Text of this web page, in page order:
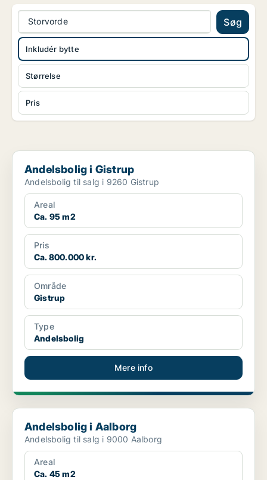
Storvorde Søg
Størrelse
Pris
Inkludér bytte
Andelsbolig i Gistrup
Andelsbolig i Gistrup
Andelsbolig til salg i 9260 Gistrup
Areal
Ca. 95 m2
Pris
Ca. 800.000 kr.
Område
Gistrup
Type
Andelsbolig
Mere info
Andelsbolig i Aalborg
Andelsbolig i Aalborg
Andelsbolig til salg i 9000 Aalborg
Areal
Ca. 45 m2